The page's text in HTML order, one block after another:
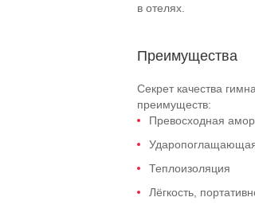
в отелях.
Преимущества
Секрет качества
преимуществ:
Превосходная
Теплоизоляция
Лёгкость,